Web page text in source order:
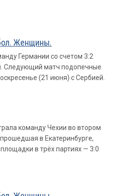
Женщины.
Германии со счетом 3:2
Следующий матч подопечные
(21 июня) с Сербией.
команду Чехии во втором
в Екатеринбурге,
в трёх партиях — 3:0